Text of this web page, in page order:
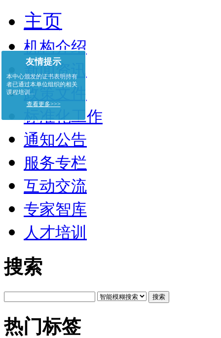
主页
机构介绍
新闻资讯
政策文件
标准化工作
通知公告
服务专栏
互动交流
专家智库
人才培训
搜索
搜索
热门标签
友情提示
本中心颁发的证书表明持有
者已通过本单位组织的相关
课程培训...
查看更多>>>